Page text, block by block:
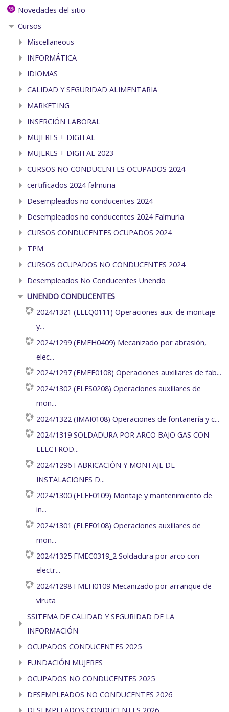
Novedades del sitio
Cursos
Miscellaneous
INFORMÁTICA
IDIOMAS
CALIDAD Y SEGURIDAD ALIMENTARIA
MARKETING
INSERCIÓN LABORAL
MUJERES + DIGITAL
MUJERES + DIGITAL 2023
CURSOS NO CONDUCENTES OCUPADOS 2024
certificados 2024 falmuria
Desempleados no conducentes 2024
Desempleados no conducentes 2024 Falmuria
CURSOS CONDUCENTES OCUPADOS 2024
TPM
CURSOS OCUPADOS NO CONDUCENTES 2024
Desempleados No Conducentes Unendo
UNENDO CONDUCENTES
2024/1321 (ELEQ0111) Operaciones aux. de montaje
y...
2024/1299 (FMEH0409) Mecanizado por abrasión,
elec...
2024/1297 (FMEE0108) Operaciones auxiliares de fab...
2024/1302 (ELES0208) Operaciones auxiliares de
mon...
2024/1322 (IMAI0108) Operaciones de fontanería y c...
2024/1319 SOLDADURA POR ARCO BAJO GAS CON
ELECTROD...
2024/1296 FABRICACIÓN Y MONTAJE DE
INSTALACIONES D...
2024/1300 (ELEE0109) Montaje y mantenimiento de
in...
2024/1301 (ELEE0108) Operaciones auxiliares de
mon...
2024/1325 FMEC0319_2 Soldadura por arco con
electr...
2024/1298 FMEH0109 Mecanizado por arranque de
viruta
SSITEMA DE CALIDAD Y SEGURIDAD DE LA
INFORMACIÓN
OCUPADOS CONDUCENTES 2025
FUNDACIÓN MUJERES
OCUPADOS NO CONDUCENTES 2025
DESEMPLEADOS NO CONDUCENTES 2026